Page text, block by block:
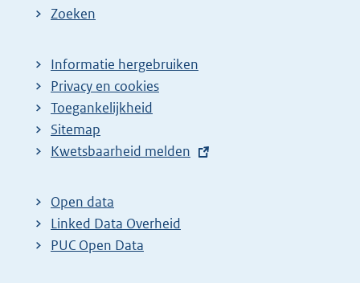
Zoeken
Informatie hergebruiken
Privacy en cookies
Toegankelijkheid
Sitemap
E
t
e
r
Kwetsbaarheid melden
Open data
Linked Data Overheid
PUC Open Data